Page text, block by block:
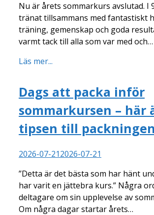
Nu är årets sommarkurs avslutad. I
tränat tillsammans med fantastiskt
träning, gemenskap och goda
varmt tack till alla som var med och…
Läs mer...
Dags att packa inför
sommarkursen – här
tipsen till
2026-07-212026-07-21
”Detta är det bästa som har hänt
har varit en jättebra kurs.” Några
deltagare om sin upplevelse av
Om några dagar startar årets…